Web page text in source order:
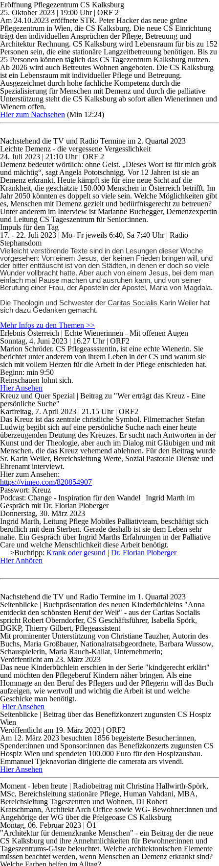
Eröffnung Pflegezentrum CS Kalksburg
25. Oktober 2023 | 19:00 Uhr | ORF 2
Am 24.10.2023 eröffnete STR. Peter Hacker das neue grüne
Pflegezentrum in Wien, die CS Kalksburg. Die neue CS Einrichtung
trägt den individuellen Ansprüchen der Pflege, Betreuung und
Architektur Rechnung. CS Kalksburg wird Lebensraum für bis zu 152
Personen sein, die eine stationäre Langzeitbetreuung benötigen. Bis zu
25 Personen können täglich das CS Tagezentrum Kalksburg nutzen.
Ab 2026 wird auch Betreutes Wohnen angeboten. Die CS Kalksburg
ist ein Lebensraum mit individueller Pflege und Betreuung.
Ausgezeichnet durch hohe fachliche Kompetenz durch die
Spezialisierung für Menschen mit Demenz und durch die palliative
Unterstützung steht die CS Kalksburg ab sofort allen Wienerinnen und
Wienern offen.
Hier zum Nachsehen (Min 12:24)
Nachstehend die TV und Radio Termine im 2. Quartal 2023
Leichte Demenz - die vergessene Vergesslichkeit
24. Juli 2023 | 21:10 Uhr | ORF 2
Demenz bedeutet wörtlich: ohne Geist. „Dieses Wort ist für mich groß
und mächtig“, sagt Angela Pototschnigg. Vor 12 Jahren ist sie an
Demenz erkrankt. Heute kämpft sie für eine neue Sicht auf die
Krankheit, die geschätzte 150.000 Menschen in Österreich betrifft. Im
Jahr 2050 könnten es doppelt so viele sein. Welche Möglichkeiten gibt
es, Menschen mit Demenz gezielt und bedürfnisgerecht zu betreuen?
Unter anderem im Interview ist Marianne Buchegger, Demenzexpertin
und Leitung CS Tageszentrum für Senior:innen.
Impuls für den Tag
17. - 22. Juli 2023 | Mo- Fr jeweils 6:40, Sa 7:40 Uhr | Radio
Stephansdom
Vielleicht verstörende Texte sind in den Lesungen dieser Woche
vorgesehen: Von einem Jesus, der keinen Frieden bringen will, und
der bitter enttäuscht ist von den Städten, in denen er doch so viele
Wunder vollbracht hatte. Aber auch von einem Jesus, bei dem man
einfach mal Pause machen und ausruhen kann, und von seiner
Berufung einer Frau, der Apostelin der Apostel, Maria von Magdala.
Die Theologin und Schwester der Caritas Socialis Karin Weiler hat
sich dazu Gedanken gemacht.
Mehr Infos zu den Themen >>
Erlebnis Österreich | Echte Wienerinnen - Mit offenen Augen
Sonntag, 4. Juni 2023 | 16.27 Uhr | ORF2
Marion Schröder, CS Pflegeassstentin, ist eine echte Wienerin. Sie
berichtet unter anderem von ihrem Leben in der CS und warum sie
sich mit vollem Herzen für die Arbeit in der Pflege entschieden hat.
Beginn: min 9:50
Reinschauen lohnt sich.
Hier Ansehen
Kreuz und Quer Spezial | Beitrag zu "Wer erträgt das Kreuz - Eine
persönliche Suche"
Karfreitag, 7. April 2023 | 21.15 Uhr | ORF2
Das Kreuz ist das zentrale christliche Symbol. Filmemacher Stefan
Ludwig begibt sich auf eine persönliche Suche nach einer heute
überzeugenden Deutung des Kreuzes. Er sucht nach Antworten in der
Kunst und der Theologie, aber auch im Dialog mit Gläubigen und mit
Menschen, die das Kreuz vehemend ablehnen. Für den Beitrag wurde
Sr. Karin Weiler, Bereichsleitung Werte, Sozial Pastorale Dienste und
Ehrenamt interviewt.
Hier zum Ansehen:
https://vimeo.com/820854907
Passwort: Kreuz
Podcast: Change - Inspiration für den Wandel | Ingrid Marth im
Gespräch mit Dr. Florian Ploberger
Donnerstag, 30. März 2023
Ingrid Marth, Leitung Pflege Mobiles Palliativteam, beschäftigt sich
beruflich mit dem Sterben. Gerade deshalb ist sie dem Leben sehr
nahe. Ein Gespräch über Ingrid Marths Erfahrungen in der Palliative
Care und welche Menschlichkeit diese Arbeit benötigt.
>Buchtipp: Krank oder gesund | Dr. Florian Ploberger
Hier Anhören
Nachstehend die TV und Radio Termine im 1. Quartal 2023
Seitenblicke | Buchpräsentation des neuen Kinderbüchleins "Anna
entdeckt den schönsten Beruf der Welt" - aus der Caritas Socialis
spricht Robert Oberndorfer, CS Geschäftsführer, Isabella Spörk,
DGKP, Thierry Gilbert, Pflegeassistent
Mit prominenter Unterstützung von Christiane Tauzher, Autorin des
Buchs, Maria Großbauer, Nationalratsabgeordnete, Barbara Wussow,
Schauspielerin, Maria Rauch-Kallat, Unternehmerin;
Veröffentlicht am 23. März 2023
Das neue Kinderbüchlein erschien in der Serie "kindgerecht erklärt"
und möchten den Pflegeberuf Kindern näher bringen. Als eine
Hommage an den Beruf des Pflegers und der Pflegerin will das Buch
aufzeigen, wie wertvoll und wichtig die Arbeit ist und welche
Geschicke man benötigt.
Hier Ansehen
Seitenblicke | Beitrag über das Benefizkonzert zugunsten CS Hospiz
Wien
Veröffentlicht am 19. März 2023 | ORF2
Am 12. März 2023 besuchten 1856 begeisterte Besucher:innen,
Spender:innen und Sponsor:innen das Benefizkonzerts zugunsten CS
Hospiz Wien und spendeten 100.000 Euro für den Hospizausbau.
Emmanuel Tjeknavorian dirigierte die camerata ars vivendi.
Hier Ansehen
Moment - leben heute | Radiobeitrag mit Christina Hallwirth-Spörk,
MSc, Bereichsleitung stationäre Pflege, Human Vahdani, MBA,
Bereichsleitung Tageszentren und Wohnen, DI Robert
Kratschmann, Architekt Arch Office sowie WG- Bewohner:innen und
Angehörige der WG über die Pfelgeoase CS Kalksburg
Montag, 06. Februar 2023 | Ö1
"Architektur für demenzkranke Menschen" - ein Beitrag der die neue
CS Kalksburg und ihre Annehmlichkeiten für Bewohner:innen und
Tageszentrums-Gäste beleuchtet. Welche architektonischen Elemente
müssen beachtet werden, wenn Menschen an Demenz erkrankt sind?